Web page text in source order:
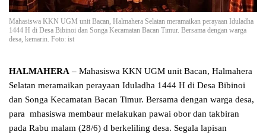
Mahasiswa KKN UGM unit Bacan, Halmahera Selatan meramaikan perayaan Iduladha
1444 H di Desa Bibinoi dan Songa Kecamatan Bacan Timur. Bersama dengan warga
desa, kemarin. Foto: ist
HALMAHERA – Mahasiswa KKN UGM unit Bacan, Halmahera
Selatan meramaikan perayaan Iduladha 1444 H di Desa Bibinoi
dan Songa Kecamatan Bacan Timur. Bersama dengan warga desa,
para mhasiswa membaur melakukan pawai obor dan takbiran
pada Rabu malam (28/6) d berkeliling desa. Segala lapisan